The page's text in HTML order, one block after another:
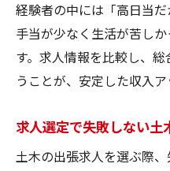
経験者の中には「高日当
手当が少なく生活が苦し
す。求人情報を比較し、
うことが、安定した収入ア
求人選定で失敗しない土
土木の出張求人を選ぶ際